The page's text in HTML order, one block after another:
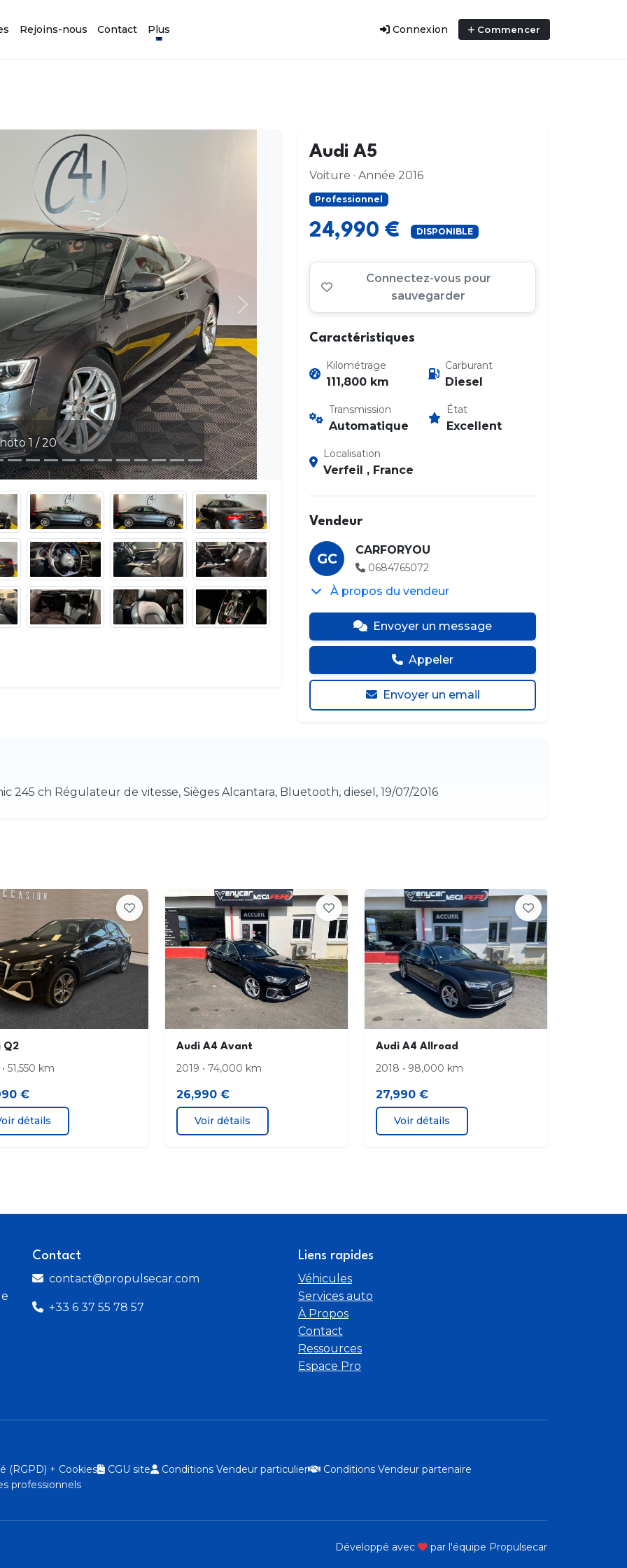
Rejoins-nous Contact Plus Connexion Commencer
1 / 20
Suivant
Audi A5
Voiture · Année 2016
Professionnel
24,990 € DISPONIBLE
Connectez-vous pour
sauvegarder
Caractéristiques
Kilométrage
111,800 km
Carburant
Diesel
Transmission
Automatique
État
Excellent
Localisation
Verfeil , France
Vendeur
GC
CARFORYOU
0684765072
À propos du vendeur
Envoyer un message
Appeler
Envoyer un email
245 ch Régulateur de vitesse, Sièges Alcantara, Bluetooth, diesel, 19/07/2016
Q2
51,550 km
€
détails
Audi A4 Avant
2019 • 74,000 km
26,990 €
Voir détails
Audi A4 Allroad
2018 • 98,000 km
27,990 €
Voir détails
Contact
contact@propulsecar.com
+33 6 37 55 78 57
Liens rapides
Véhicules
Services auto
À Propos
Contact
Ressources
Espace Pro
(RGPD) + Cookies CGU site Conditions Vendeur particulier
Conditions Vendeur partenaire
professionnels
Développé avec par l'équipe Propulsecar